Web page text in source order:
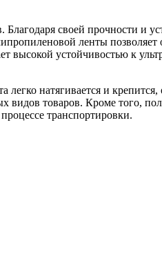
своей прочности и
ленты позволяет
высокой устойчивостью к
натягивается и
видов товаров. Кроме того,
транспортировки.